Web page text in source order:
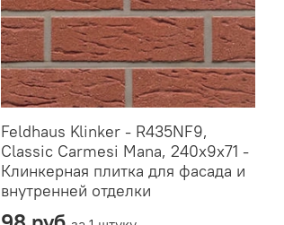
Feldhaus Klinker - R435NF9,
Classic Carmesi Mana, 240x9x71 -
Клинкерная плитка для фасада и
внутренней отделки